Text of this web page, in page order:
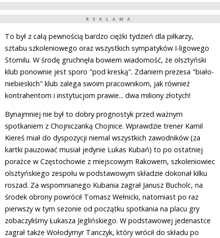
REKLAMA
To był z całą pewnością bardzo ciężki tydzień dla piłkarzy,
sztabu szkoleniowego oraz wszystkich sympatyków I-ligowego
Stomilu. W środę gruchnęła bowiem wiadomość, że olsztyński
klub ponownie jest sporo "pod kreską". Zdaniem prezesa "biało-
niebieskich" klub zalega swoim pracownikom, jak również
kontrahentom i instytucjom prawie... dwa miliony złotych!
Bynajmniej nie był to dobry prognostyk przed ważnym
spotkaniem z Chojniczanką Chojnice. Wprawdzie trener Kamil
Kiereś miał do dyspozycji niemal wszystkich zawodników (za
kartki pauzować musiał jedynie Lukas Kubań) to po ostatniej
porażce w Częstochowie z miejscowym Rakowem, szkoleniowiec
olsztyńskiego zespołu w podstawowym składzie dokonał kilku
roszad. Za wspomnianego Kubania zagrał Janusz Bucholc, na
środek obrony powrócił Tomasz Wełnicki, natomiast po raz
pierwszy w tym sezonie od początku spotkania na placu gry
zobaczyliśmy Łukasza Jeglińskiego. W podstawowej jedenastce
zagrał także Wołodymyr Tanczyk, który wrócił do składu po